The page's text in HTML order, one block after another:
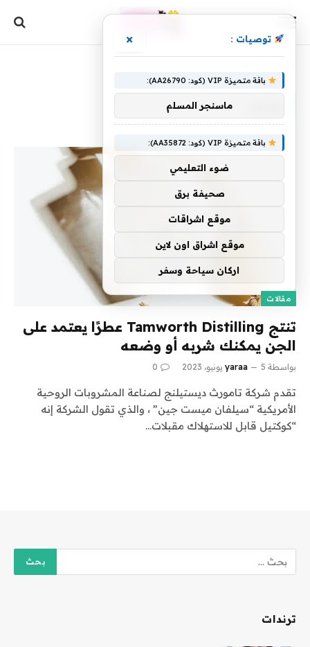
مقالات
تنتج Tamworth Distilling عطرًا يعتمد على
الجن يمكنك شربه أو وضعه
بواسطة yaraa 5 يونيو، 2023 0
تقدم شركة تامورث ديستيلنج لصناعة المشروبات الروحية
الأمريكية “سيلفان ميست جين” ، والذي تقول الشركة إنه
“كوكتيل قابل للاستهلاك مقبلات…
ترندات
توصيات : ×
باقة متميزة VIP (كود: AA26790):
ماسنجر المسلم
باقة متميزة VIP (كود: AA35872):
ضوء التعليمي
صحيفة برق
موقع اشراقات
موقع اشراق اون لاين
اركان سياحة وسفر